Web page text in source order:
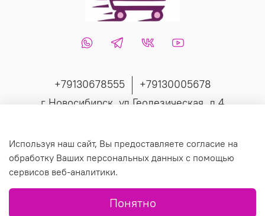
+79130678555
+79130005678
г Новосибирск, ул Геодезическая, д 4
© 2019 Любое использование контента без письменного
разрешения запрещено.
Используя наш сайт, Вы предоставляете согласие на
обработку Ваших персональных данных с помощью
сервисов веб-аналитики.
Понятно